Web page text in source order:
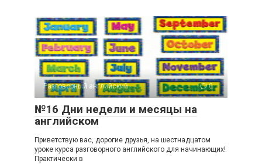
Разговорный английский 0
№16 Дни недели и месяцы на
английском
Приветствую вас, дорогие друзья, на шестнадцатом
уроке курса разговорного английского для начинающих!
Практически в